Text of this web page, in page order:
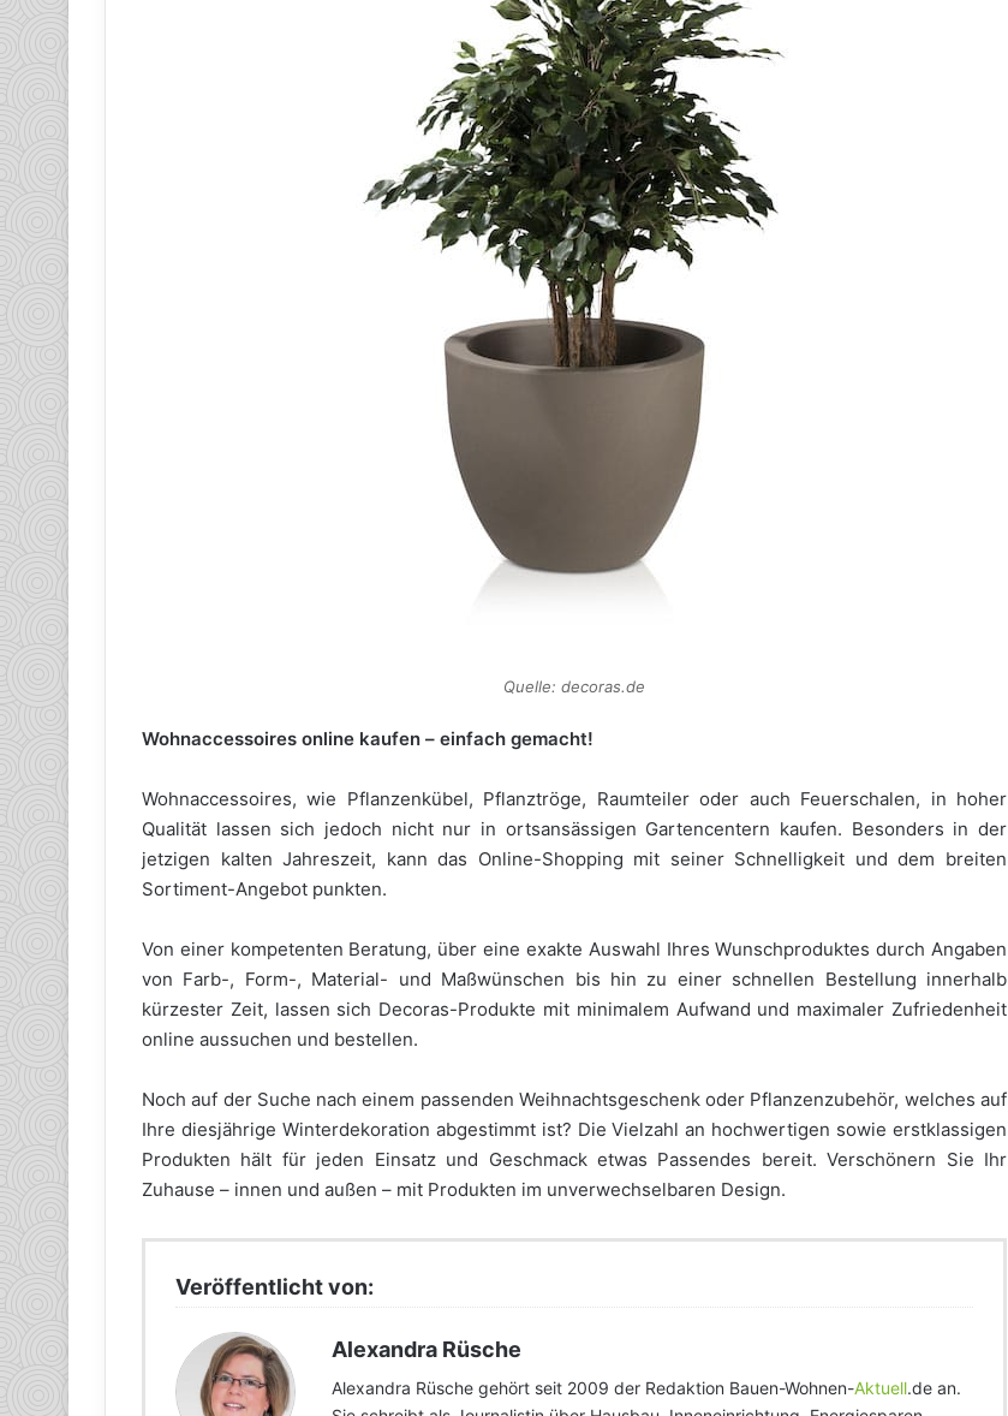
Quelle: decoras.de
Wohnaccessoires online kaufen – einfach gemacht!
Wohnaccessoires, wie Pflanzenkübel, Pflanztröge, Raumteiler oder auch Feuerschalen, in hoher
Qualität lassen sich jedoch nicht nur in ortsansässigen Gartencentern kaufen. Besonders in der
jetzigen kalten Jahreszeit, kann das Online-Shopping mit seiner Schnelligkeit und dem breiten
Sortiment-Angebot punkten.
Von einer kompetenten Beratung, über eine exakte Auswahl Ihres Wunschproduktes durch Angaben
von Farb-, Form-, Material- und Maßwünschen bis hin zu einer schnellen Bestellung innerhalb
kürzester Zeit, lassen sich Decoras-Produkte mit minimalem Aufwand und maximaler Zufriedenheit
online aussuchen und bestellen.
Noch auf der Suche nach einem passenden Weihnachtsgeschenk oder Pflanzenzubehör, welches auf
Ihre diesjährige Winterdekoration abgestimmt ist? Die Vielzahl an hochwertigen sowie erstklassigen
Produkten hält für jeden Einsatz und Geschmack etwas Passendes bereit. Verschönern Sie Ihr
Zuhause – innen und außen – mit Produkten im unverwechselbaren Design.
Veröffentlicht von:
Alexandra Rüsche
Alexandra Rüsche gehört seit 2009 der Redaktion Bauen-Wohnen-Aktuell.de an.